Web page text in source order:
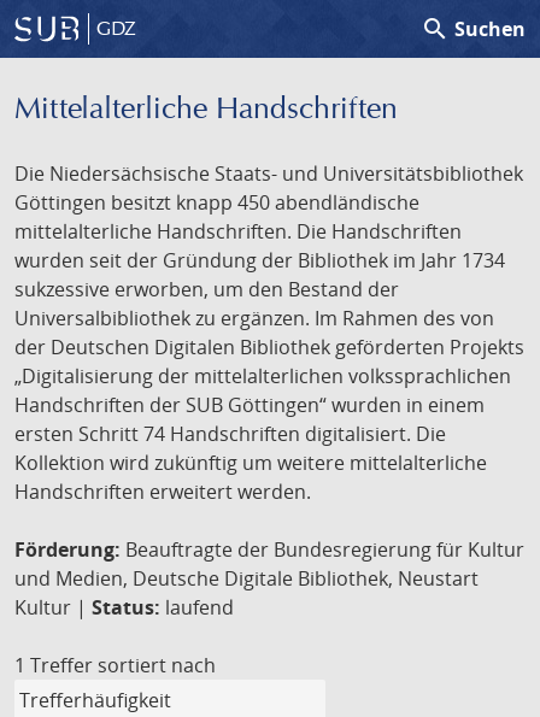
GDZ search Suchen
Mittelalterliche Handschriften
Die Niedersächsische Staats- und Universitätsbibliothek
Göttingen besitzt knapp 450 abendländische
mittelalterliche Handschriften. Die Handschriften
wurden seit der Gründung der Bibliothek im Jahr 1734
sukzessive erworben, um den Bestand der
Universalbibliothek zu ergänzen. Im Rahmen des von
der Deutschen Digitalen Bibliothek geförderten Projekts
„Digitalisierung der mittelalterlichen volkssprachlichen
Handschriften der SUB Göttingen“ wurden in einem
ersten Schritt 74 Handschriften digitalisiert. Die
Kollektion wird zukünftig um weitere mittelalterliche
Handschriften erweitert werden.
Förderung: Beauftragte der Bundesregierung für Kultur
und Medien, Deutsche Digitale Bibliothek, Neustart
Kultur | Status: laufend
1 Treffer sortiert nach